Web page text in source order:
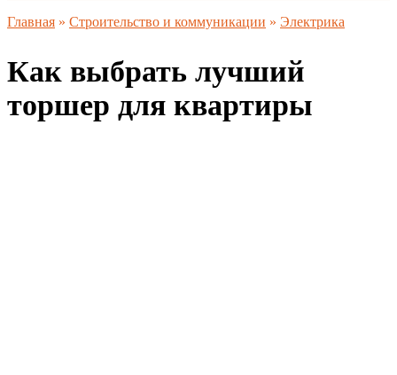
Главная » Строительство и коммуникации » Электрика
Как выбрать лучший
торшер для квартиры